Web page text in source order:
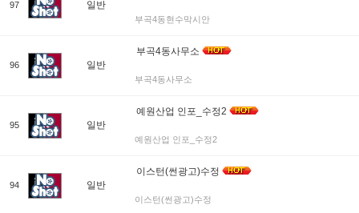
97 일반
부곡4동현수막시안
96 일반
부곡4동사무소
부곡4동사무소
95 일반
예원산업 인포_수정2
예원산업 인포_수정2
94 일반
이스턴(썬광고)수정
이스턴(썬광고)수정